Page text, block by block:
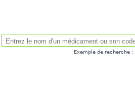
Exemple de recherche :